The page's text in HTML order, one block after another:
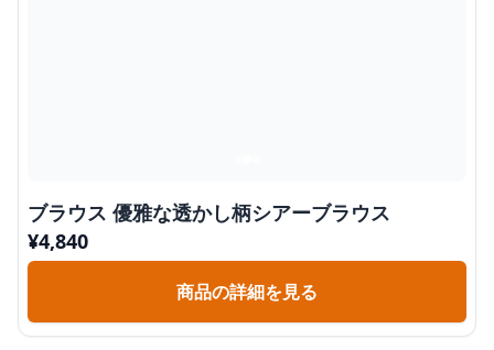
ブラウス 優雅な透かし柄シアーブラウス
¥4,840
商品の詳細を見る